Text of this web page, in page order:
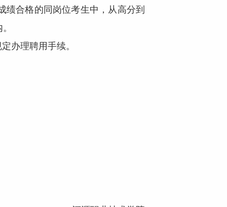
合格的同岗位考生中，从高分到
办理聘用手续。